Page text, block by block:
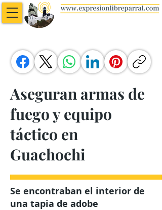
Aseguran armas de
fuego y equipo
táctico en
Guachochi
Se encontraban el interior de
una tapia de adobe